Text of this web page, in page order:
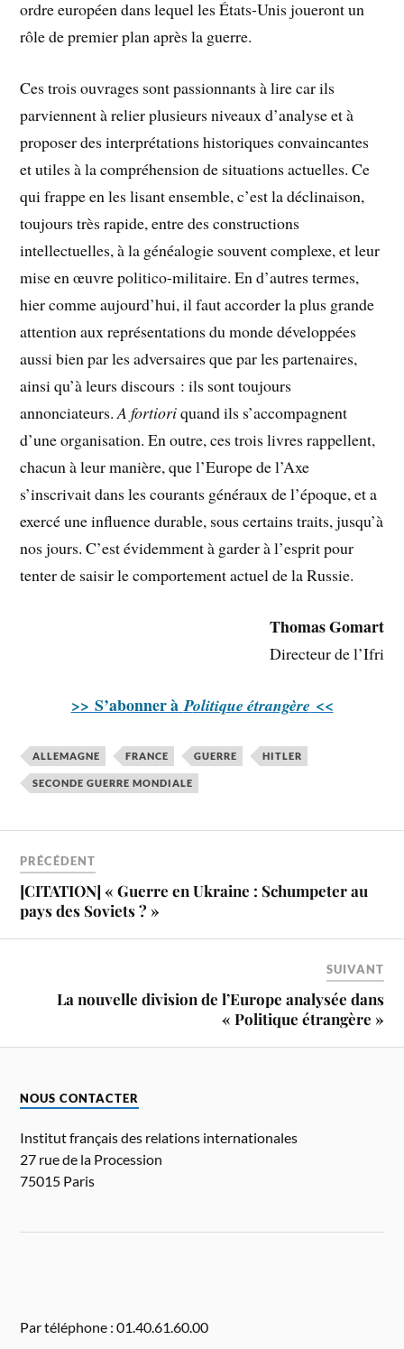
ordre européen dans lequel les États-Unis joueront un
rôle de premier plan après la guerre.
Ces trois ouvrages sont passionnants à lire car ils
parviennent à relier plusieurs niveaux d’analyse et à
proposer des interprétations historiques convaincantes
et utiles à la compréhension de situations actuelles. Ce
qui frappe en les lisant ensemble, c’est la déclinaison,
toujours très rapide, entre des constructions
intellectuelles, à la généalogie souvent complexe, et leur
mise en œuvre politico-militaire. En d’autres termes,
hier comme aujourd’hui, il faut accorder la plus grande
attention aux représentations du monde développées
aussi bien par les adversaires que par les partenaires,
ainsi qu’à leurs discours : ils sont toujours
annonciateurs.A fortioriquand ils s’accompagnent
d’une organisation. En outre, ces trois livres rappellent,
chacun à leur manière, que l’Europe de l’Axe
s’inscrivait dans les courants généraux de l’époque, et a
exercé une influence durable, sous certains traits, jusqu’à
nos jours. C’est évidemment à garder à l’esprit pour
tenter de saisir le comportement actuel de la Russie.
Thomas Gomart
Directeur de l’Ifri
>> S’abonner àPolitique étrangère <<
ALLEMAGNE FRANCE GUERRE HITLER
SECONDE GUERRE MONDIALE
PRÉCÉDENT
[CITATION] « Guerre en Ukraine : Schumpeter au
pays des Soviets ? »
SUIVANT
La nouvelle division de l’Europe analysée dans
« Politique étrangère »
NOUS CONTACTER
Institut français des relations internationales
27 rue de la Procession
75015 Paris
Par téléphone : 01.40.61.60.00